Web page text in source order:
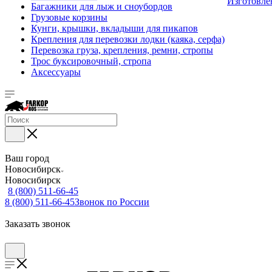
Багажники для лыж и сноубордов
Грузовые корзины
Кунги, крышки, вкладыши для пикапов
Крепления для перевозки лодки (каяка, серфа)
Перевозка груза, крепления, ремни, стропы
Трос буксировочный, стропа
Аксессуары
Ваш город
Новосибирск
Новосибирск
8 (800) 511-66-45
8 (800) 511-66-45Звонок по России
Заказать звонок